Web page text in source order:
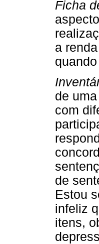
Ficha
a
de
com
de
Estou
infeliz
itens,